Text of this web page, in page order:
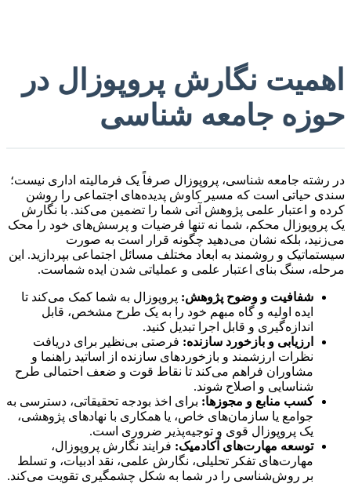
اهمیت نگارش پروپوزال در
حوزه جامعه شناسی
در رشته جامعه شناسی، پروپوزال صرفاً یک فرمالیته اداری نیست؛
سندی حیاتی است که مسیر کاوش پدیده‌های اجتماعی را روشن
کرده و اعتبار علمی پژوهش آتی شما را تضمین می‌کند. با نگارش
یک پروپوزال محکم، شما نه تنها فرضیات و پرسش‌های خود را محک
می‌زنید، بلکه نشان می‌دهید چگونه قرار است به صورت
سیستماتیک و روشمند به ابعاد مختلف مسائل اجتماعی بپردازید. این
مرحله، سنگ بنای اعتبار علمی و عملیاتی شدن ایده شماست.
شفافیت و وضوح پژوهش: پروپوزال به شما کمک می‌کند تا
ایده اولیه و گاه مبهم خود را به یک طرح مشخص، قابل
اندازه‌گیری و قابل اجرا تبدیل کنید.
ارزیابی و بازخورد سازنده: فرصتی بی‌نظیر برای دریافت
نظرات ارزشمند و بازخوردهای سازنده از اساتید راهنما و
مشاوران فراهم می‌کند تا نقاط قوت و ضعف احتمالی طرح
شناسایی و اصلاح شوند.
کسب منابع و مجوزها: برای اخذ بودجه تحقیقاتی، دسترسی به
جوامع یا سازمان‌های خاص، یا همکاری با نهادهای پژوهشی،
یک پروپوزال قوی و توجیه‌پذیر ضروری است.
توسعه مهارت‌های آکادمیک: فرایند نگارش پروپوزال،
مهارت‌های تفکر تحلیلی، نگارش علمی، نقد ادبیات، و تسلط
بر روش‌شناسی را در شما به شکل چشمگیری تقویت می‌کند.